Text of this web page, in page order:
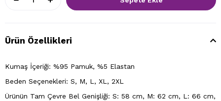
Ürün Özellikleri
Kumaş İçeriği: %95 Pamuk, %5 Elastan
Beden Seçenekleri: S, M, L, XL, 2XL
Ürünün Tam Çevre Bel Genişliği: S: 58 cm, M: 62 cm, L: 66 cm,